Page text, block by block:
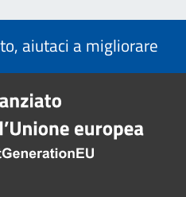
aiutaci a migliorare